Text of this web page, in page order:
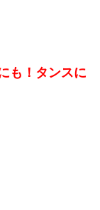
も！タンスに